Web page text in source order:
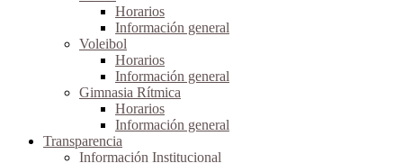
Horarios
Información general
Voleibol
Horarios
Información general
Gimnasia Rítmica
Horarios
Información general
Transparencia
Información Institucional